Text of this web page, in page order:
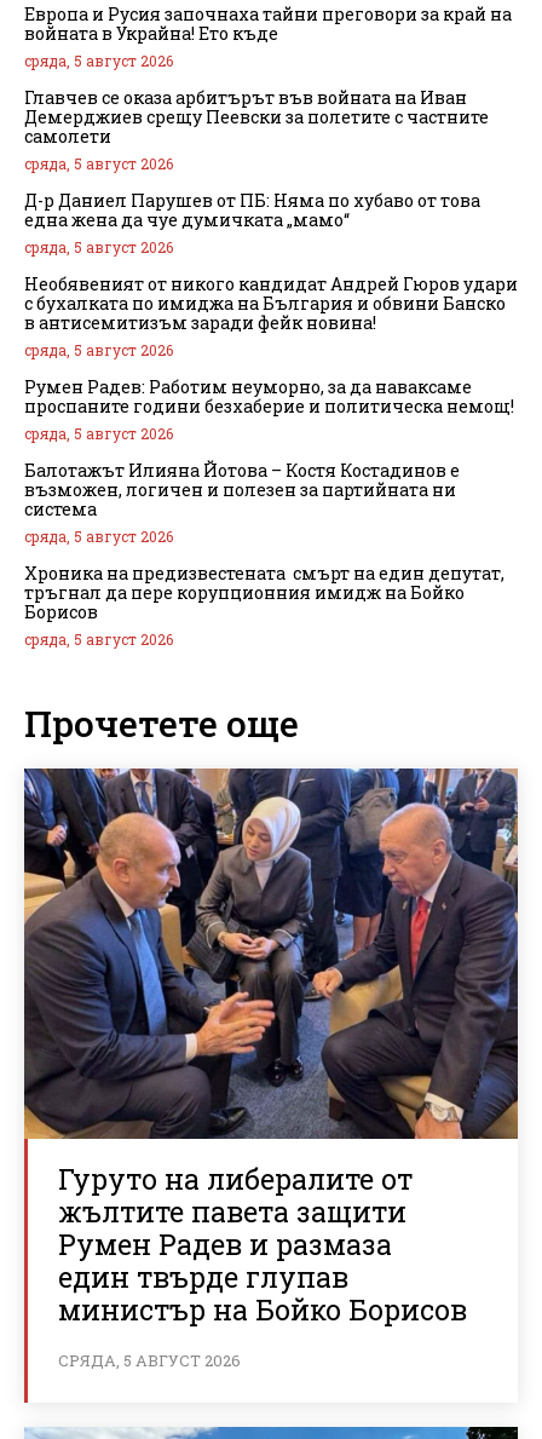
Европа и Русия започнаха тайни преговори за край на
войната в Украйна! Ето къде
сряда, 5 август 2026
Главчев се оказа арбитърът във войната на Иван
Демерджиев срещу Пеевски за полетите с частните
самолети
сряда, 5 август 2026
Д-р Даниел Парушев от ПБ: Няма по хубаво от това
една жена да чуе думичката „мамо“
сряда, 5 август 2026
Необявеният от никого кандидат Андрей Гюров удари
с бухалката по имиджа на България и обвини Банско
в антисемитизъм заради фейк новина!
сряда, 5 август 2026
Румен Радев: Работим неуморно, за да наваксаме
проспаните години безхаберие и политическа немощ!
сряда, 5 август 2026
Балотажът Илияна Йотова – Костя Костадинов е
възможен, логичен и полезен за партийната ни
система
сряда, 5 август 2026
Хроника на предизвестената смърт на един депутат,
тръгнал да пере корупционния имидж на Бойко
Борисов
сряда, 5 август 2026
Прочетете още
Гуруто на либералите от
жълтите павета защити
Румен Радев и размаза
един твърде глупав
министър на Бойко Борисов
СРЯДА, 5 АВГУСТ 2026